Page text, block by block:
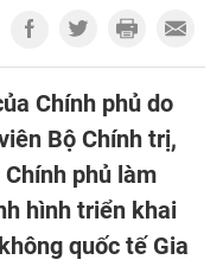
Chính phủ do
Bộ Chính trị,
phủ làm
hình triển khai
quốc tế Gia